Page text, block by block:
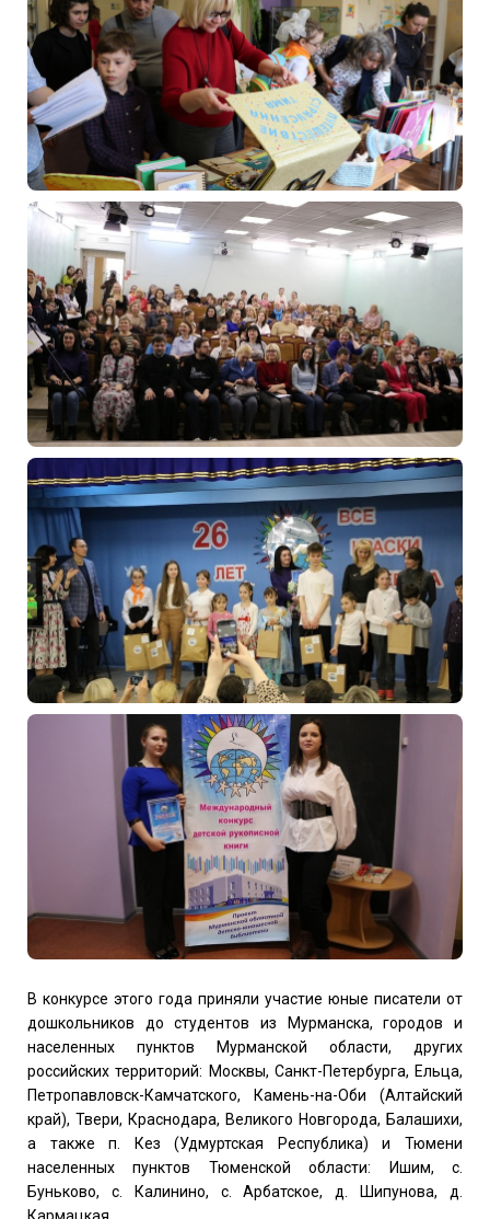
В конкурсе этого года приняли участие юные писатели от
дошкольников до студентов из Мурманска, городов и
населенных пунктов Мурманской области, других
российских территорий: Москвы, Санкт-Петербурга, Ельца,
Петропавловск-Камчатского, Камень-на-Оби (Алтайский
край), Твери, Краснодара, Великого Новгорода, Балашихи,
а также п. Кез (Удмуртская Республика) и Тюмени
населенных пунктов Тюменской области: Ишим, с.
Буньково, с. Калинино, с. Арбатское, д. Шипунова, д.
Кармацкая.